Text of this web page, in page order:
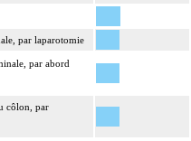
par laparotomie
par abord
côlon, par